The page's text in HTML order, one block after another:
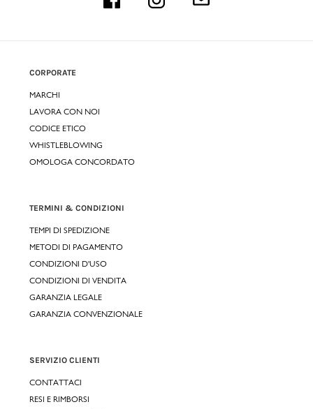
CORPORATE
MARCHI
LAVORA CON NOI
CODICE ETICO
WHISTLEBLOWING
OMOLOGA CONCORDATO
TERMINI & CONDIZIONI
TEMPI DI SPEDIZIONE
METODI DI PAGAMENTO
CONDIZIONI D'USO
CONDIZIONI DI VENDITA
GARANZIA LEGALE
GARANZIA CONVENZIONALE
SERVIZIO CLIENTI
CONTATTACI
RESI E RIMBORSI